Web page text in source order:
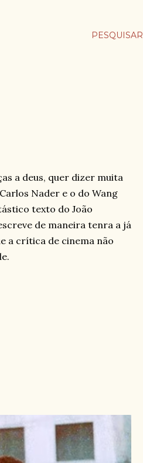
PESQUISAR
a deus, quer dizer muita
Nader e o do Wang
texto do João
de maneira tenra a já
a crítica de cinema não